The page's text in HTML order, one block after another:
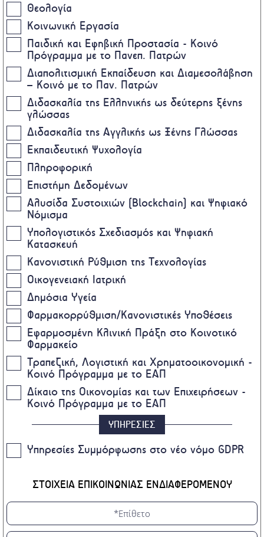
Θεολογία
Κοινωνική Εργασία
Παιδική και Εφηβική Προστασία - Κοινό
Πρόγραμμα με το Πανεπ. Πατρών
Διαπολιτισμική Εκπαίδευση και Διαμεσολάβηση
– Κοινό με το Παν. Πατρών
Διδασκαλία της Ελληνικής ως δεύτερης ξένης
γλώσσας
Διδασκαλία της Αγγλικής ως Ξένης Γλώσσας
Εκπαιδευτική Ψυχολογία
Πληροφορική
Επιστήμη Δεδομένων
Αλυσίδα Συστοιχιών (Blockchain) και Ψηφιακό
Νόμισμα
Υπολογιστικός Σχεδιασμός και Ψηφιακή
Κατασκευή
Κανονιστική Ρύθμιση της Τεχνολογίας
Οικογενειακή Ιατρική
Δημόσια Υγεία
Φαρμακορρύθμιση/Κανονιστικές Υποθέσεις
Εφαρμοσμένη Κλινική Πράξη στο Κοινοτικό
Φαρμακείο
Τραπεζική, Λογιστική και Χρηματοοικονομική -
Κοινό Πρόγραμμα με το ΕΑΠ
Δίκαιο της Οικονομίας και των Επιχειρήσεων -
Κοινό Πρόγραμμα με το ΕΑΠ
ΥΠΗΡΕΣΙΕΣ
Υπηρεσίες Συμμόρφωσης στο νέο νόμο GDPR
ΣΤΟΙΧΕΙΑ ΕΠΙΚΟΙΝΩΝΙΑΣ ΕΝΔΙΑΦΕΡΟΜΕΝΟΥ